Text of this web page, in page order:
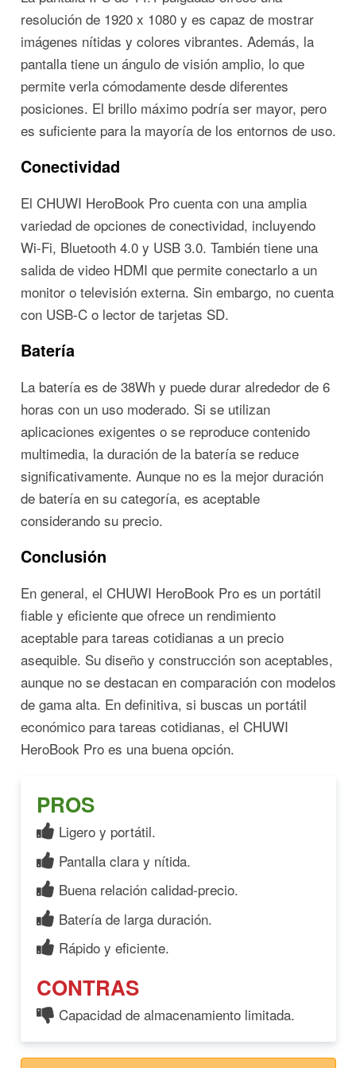
resolución de 1920 x 1080 y es capaz de mostrar
imágenes nítidas y colores vibrantes. Además, la
pantalla tiene un ángulo de visión amplio, lo que
permite verla cómodamente desde diferentes
posiciones. El brillo máximo podría ser mayor, pero
es suficiente para la mayoría de los entornos de uso.
Conectividad
El CHUWI HeroBook Pro cuenta con una amplia
variedad de opciones de conectividad, incluyendo
Wi-Fi, Bluetooth 4.0 y USB 3.0. También tiene una
salida de video HDMI que permite conectarlo a un
monitor o televisión externa. Sin embargo, no cuenta
con USB-C o lector de tarjetas SD.
Batería
La batería es de 38Wh y puede durar alrededor de 6
horas con un uso moderado. Si se utilizan
aplicaciones exigentes o se reproduce contenido
multimedia, la duración de la batería se reduce
significativamente. Aunque no es la mejor duración
de batería en su categoría, es aceptable
considerando su precio.
Conclusión
En general, el CHUWI HeroBook Pro es un portátil
fiable y eficiente que ofrece un rendimiento
aceptable para tareas cotidianas a un precio
asequible. Su diseño y construcción son aceptables,
aunque no se destacan en comparación con modelos
de gama alta. En definitiva, si buscas un portátil
económico para tareas cotidianas, el CHUWI
HeroBook Pro es una buena opción.
PROS
Ligero y portátil.
Pantalla clara y nítida.
Buena relación calidad-precio.
Batería de larga duración.
Rápido y eficiente.
CONTRAS
Capacidad de almacenamiento limitada.